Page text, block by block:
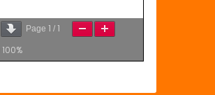
Page 1 / 1
100%